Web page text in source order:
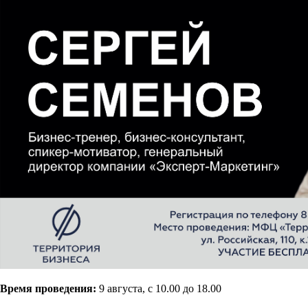
Время проведения: 9 августа, с 10.00 до 18.00